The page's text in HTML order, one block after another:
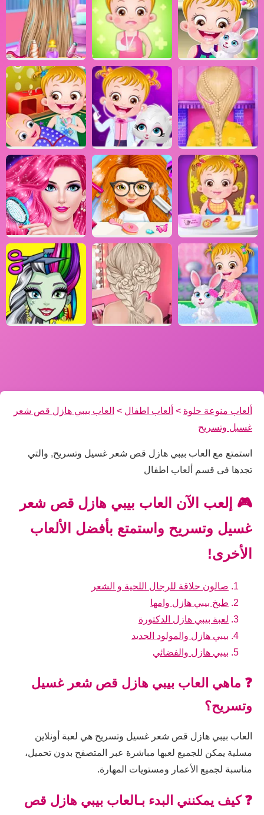
ألعاب منوعة حلوة > ألعاب اطفال > العاب بيبي هازل قص شعر
غسيل وتسريح
استمتع مع العاب بيبي هازل قص شعر غسيل وتسريح, والتي
تجدها فى قسم ألعاب اطفال
🎮 إلعب الآن العاب بيبي هازل قص شعر
غسيل وتسريح واستمتع بأفضل الألعاب
الأخرى!
صالون حلاقة للرجال اللحية و الشعر
طبخ بيبي هازل وامها
لعبة بيبي هازل الدكتورة
بيبي هازل والمولود الجديد
بيبي هازل والفضائي
❓ ماهي العاب بيبي هازل قص شعر غسيل
وتسريح؟
العاب بيبي هازل قص شعر غسيل وتسريح هي لعبة أونلاين
مسلية يمكن للجميع لعبها مباشرة عبر المتصفح بدون تحميل،
مناسبة لجميع الأعمار ومستويات المهارة.
❓ كيف يمكنني البدء بـالعاب بيبي هازل قص